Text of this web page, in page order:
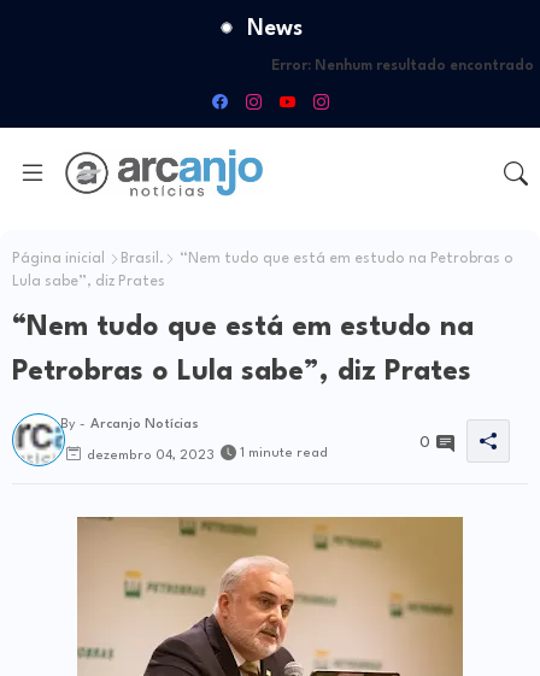
News
Error: Nenhum resultado encontrado
Página inicial Brasil.
“Nem tudo que está em estudo na Petrobras o
Lula sabe”, diz Prates
“Nem tudo que está em estudo na
Petrobras o Lula sabe”, diz Prates
By - Arcanjo Notícias
dezembro 04, 2023 1 minute read
0